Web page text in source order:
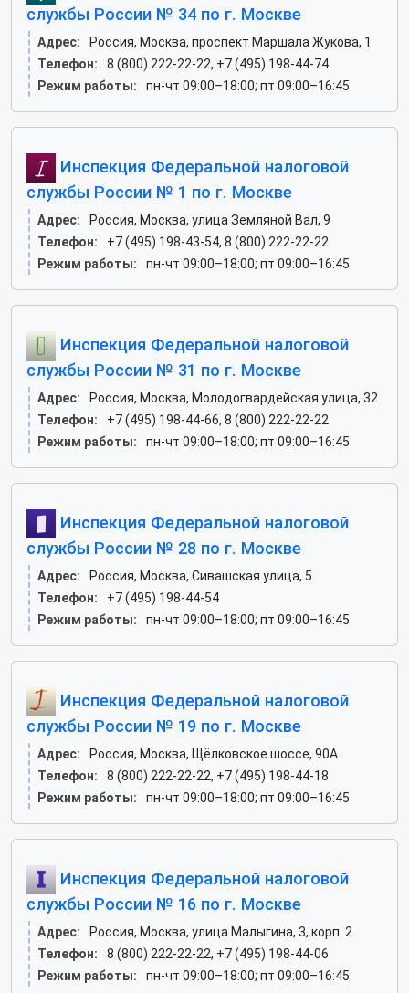
службы России № 34 по г. Москве
Адрес:
Россия, Москва, проспект Маршала Жукова, 1
Телефон:
8 (800) 222-22-22, +7 (495) 198-44-74
Режим работы:
пн-чт 09:00–18:00; пт 09:00–16:45
Инспекция Федеральной налоговой
службы России № 1 по г. Москве
Адрес:
Россия, Москва, улица Земляной Вал, 9
Телефон:
+7 (495) 198-43-54, 8 (800) 222-22-22
Режим работы:
пн-чт 09:00–18:00; пт 09:00–16:45
Инспекция Федеральной налоговой
службы России № 31 по г. Москве
Адрес:
Россия, Москва, Молодогвардейская улица, 32
Телефон:
+7 (495) 198-44-66, 8 (800) 222-22-22
Режим работы:
пн-чт 09:00–18:00; пт 09:00–16:45
Инспекция Федеральной налоговой
службы России № 28 по г. Москве
Адрес:
Россия, Москва, Сивашская улица, 5
Телефон:
+7 (495) 198-44-54
Режим работы:
пн-чт 09:00–18:00; пт 09:00–16:45
Инспекция Федеральной налоговой
службы России № 19 по г. Москве
Адрес:
Россия, Москва, Щёлковское шоссе, 90А
Телефон:
8 (800) 222-22-22, +7 (495) 198-44-18
Режим работы:
пн-чт 09:00–18:00; пт 09:00–16:45
Инспекция Федеральной налоговой
службы России № 16 по г. Москве
Адрес:
Россия, Москва, улица Малыгина, 3, корп. 2
Телефон:
8 (800) 222-22-22, +7 (495) 198-44-06
Режим работы:
пн-чт 09:00–18:00; пт 09:00–16:45